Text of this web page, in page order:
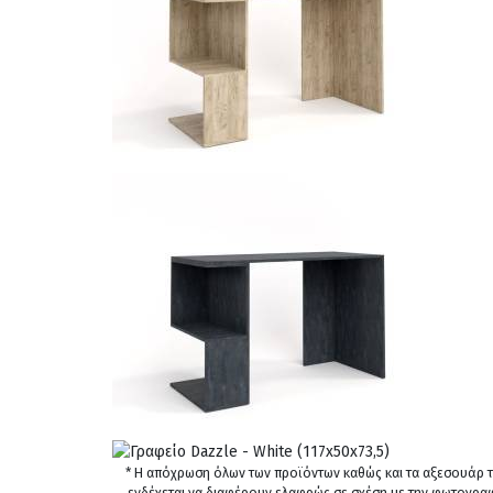
* Η απόχρωση όλων των προϊόντων καθώς και τα αξεσουάρ